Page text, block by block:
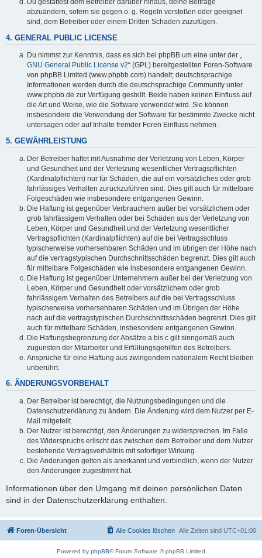
abzuändern, sofern sie gegen o. g. Regeln verstoßen oder geeignet
sind, dem Betreiber oder einem Dritten Schaden zuzufügen.
4. GENERAL PUBLIC LICENSE
Du nimmst zur Kenntnis, dass es sich bei phpBB um eine unter der „
GNU General Public License v2“ (GPL) bereitgestellten Foren-Software
von phpBB Limited (www.phpbb.com) handelt; deutschsprachige
Informationen werden durch die deutschsprachige Community unter
www.phpbb.de zur Verfügung gestellt. Beide haben keinen Einfluss auf
die Art und Weise, wie die Software verwendet wird. Sie können
insbesondere die Verwendung der Software für bestimmte Zwecke nicht
untersagen oder auf Inhalte fremder Foren Einfluss nehmen.
5. GEWÄHRLEISTUNG
Der Betreiber haftet mit Ausnahme der Verletzung von Leben, Körper
und Gesundheit und der Verletzung wesentlicher Vertragspflichten
(Kardinalpflichten) nur für Schäden, die auf ein vorsätzliches oder grob
fahrlässiges Verhalten zurückzuführen sind. Dies gilt auch für mittelbare
Folgeschäden wie insbesondere entgangenen Gewinn.
Die Haftung ist gegenüber Verbrauchern außer bei vorsätzlichem oder
grob fahrlässigem Verhalten oder bei Schäden aus der Verletzung von
Leben, Körper und Gesundheit und der Verletzung wesentlicher
Vertragspflichten (Kardinalpflichten) auf die bei Vertragsschluss
typischerweise vorhersehbaren Schäden und im übrigen der Höhe nach
auf die vertragstypischen Durchschnittsschäden begrenzt. Dies gilt auch
für mittelbare Folgeschäden wie insbesondere entgangenen Gewinn.
Die Haftung ist gegenüber Unternehmern außer bei der Verletzung von
Leben, Körper und Gesundheit oder vorsätzlichem oder grob
fahrlässigem Verhalten des Betreibers auf die bei Vertragsschluss
typischerweise vorhersehbaren Schäden und im Übrigen der Höhe
nach auf die vertragstypischen Durchschnittsschäden begrenzt. Dies gilt
auch für mittelbare Schäden, insbesondere entgangenen Gewinn.
Die Haftungsbegrenzung der Absätze a bis c gilt sinngemäß auch
zugunsten der Mitarbeiter und Erfüllungsgehilfen des Betreibers.
Ansprüche für eine Haftung aus zwingendem nationalem Recht bleiben
unberührt.
6. ÄNDERUNGSVORBEHALT
Der Betreiber ist berechtigt, die Nutzungsbedingungen und die
Datenschutzerklärung zu ändern. Die Änderung wird dem Nutzer per E-
Mail mitgeteilt.
Der Nutzer ist berechtigt, den Änderungen zu widersprechen. Im Falle
des Widerspruchs erlischt das zwischen dem Betreiber und dem Nutzer
bestehende Vertragsverhältnis mit sofortiger Wirkung.
Die Änderungen gelten als anerkannt und verbindlich, wenn der Nutzer
den Änderungen zugestimmt hat.
Informationen über den Umgang mit deinen persönlichen Daten
sind in der Datenschutzerklärung enthalten.
Foren-Übersicht Alle Zeiten sind UTC+01:00
Alle Cookies löschen
Powered by phpBB® Forum Software © phpBB Limited